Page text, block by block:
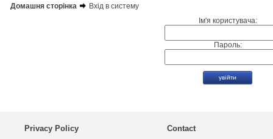
Домашня сторінка
Вхід в систему
Ім'я користувача:
Пароль:
Privacy Policy Contact